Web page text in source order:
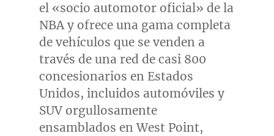
el «socio automotor oficial» de la
NBA y ofrece una gama completa
de vehículos que se venden a
través de una red de casi 800
concesionarios en Estados
Unidos, incluidos automóviles y
SUV orgullosamente
ensamblados enWest Point,